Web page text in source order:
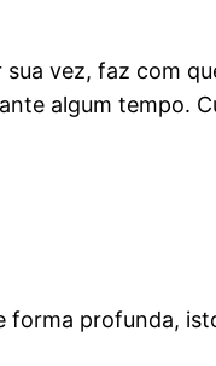
vez, faz com
algum tempo.
profunda,